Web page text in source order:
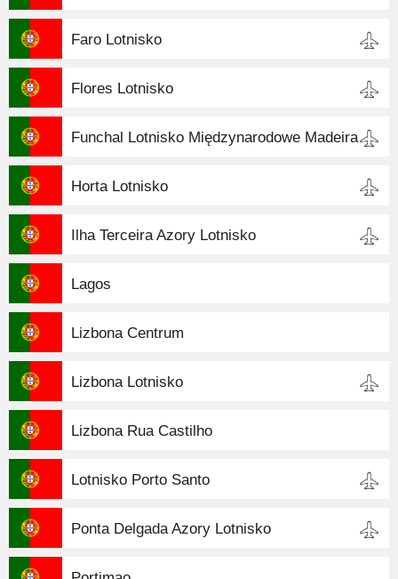
Faro Lotnisko
Flores Lotnisko
Funchal Lotnisko Międzynarodowe Madeira
Horta Lotnisko
Ilha Terceira Azory Lotnisko
Lagos
Lizbona Centrum
Lizbona Lotnisko
Lizbona Rua Castilho
Lotnisko Porto Santo
Ponta Delgada Azory Lotnisko